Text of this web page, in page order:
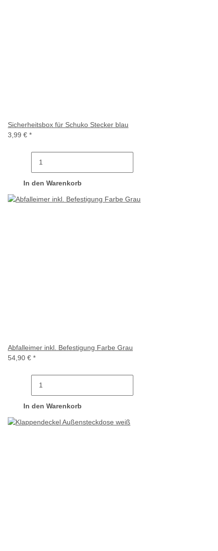
Sicherheitsbox für Schuko Stecker blau
3,99 € *
In den Warenkorb
Abfalleimer inkl. Befestigung Farbe Grau
54,90 € *
In den Warenkorb